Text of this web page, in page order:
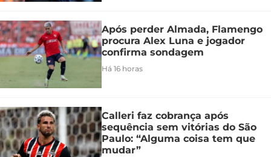
Após perder Almada, Flamengo
procura Alex Luna e jogador
confirma sondagem
Há 16 horas
Calleri faz cobrança após
sequência sem vitórias do São
Paulo: “Alguma coisa tem que
mudar”